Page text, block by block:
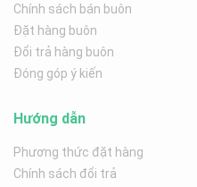
Chính sách bán buôn
Đặt hàng buôn
Đổi trả hàng buôn
Đóng góp ý kiến
Hướng dẫn
Phương thức đặt hàng
Chính sách đổi trả